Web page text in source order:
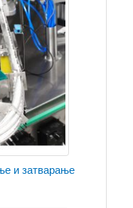
и затварање